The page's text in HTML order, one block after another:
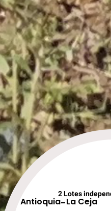
2 Lotes
Antioquia-La Ceja